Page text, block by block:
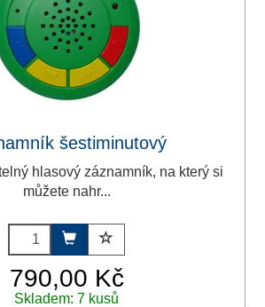
šestiminutový
hlasový záznamník, na který si
můžete nahr...
790,00 Kč
Skladem: 7 kusů